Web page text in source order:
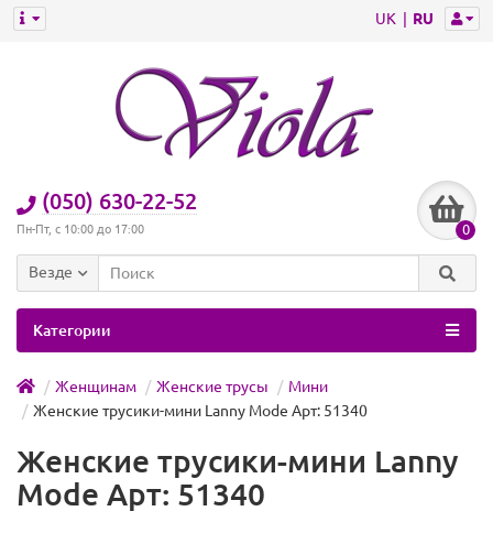
UK RU
(050) 630-22-52
Пн-Пт, с 10:00 до 17:00 0
Везде
Категории
Женщинам Женские трусы
Мини
Женские трусики-мини Lanny Mode Арт: 51340
Женские трусики-мини Lanny
Mode Арт: 51340